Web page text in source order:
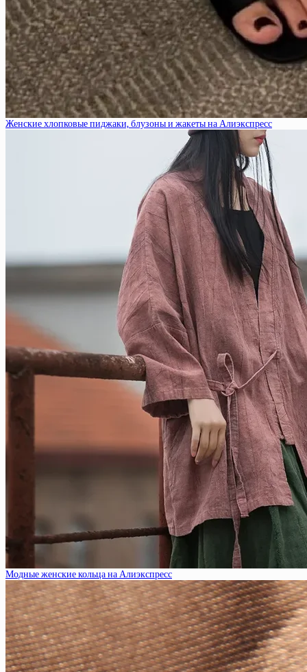
Женские хлопковые пиджаки, блузоны и жакеты на Алиэкспресс
Модные женские кольца на Алиэкспресс